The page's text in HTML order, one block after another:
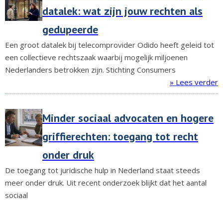
datalek: wat zijn jouw rechten als
gedupeerde
Een groot datalek bij telecomprovider Odido heeft geleid tot
een collectieve rechtszaak waarbij mogelijk miljoenen
Nederlanders betrokken zijn. Stichting Consumers
» Lees verder
Minder sociaal advocaten en hogere
griffierechten: toegang tot recht
onder druk
De toegang tot juridische hulp in Nederland staat steeds
meer onder druk. Uit recent onderzoek blijkt dat het aantal
sociaal